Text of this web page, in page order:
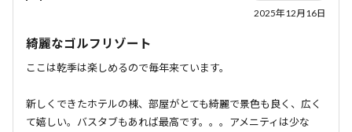
2025年12月16日
綺麗なゴルフリゾート
ここは乾季は楽しめるので毎年来ています。
新しくできたホテルの棟、部屋がとても綺麗で景色も良く、広く
て嬉しい。バスタブもあれば最高です。。。アメニティは少な